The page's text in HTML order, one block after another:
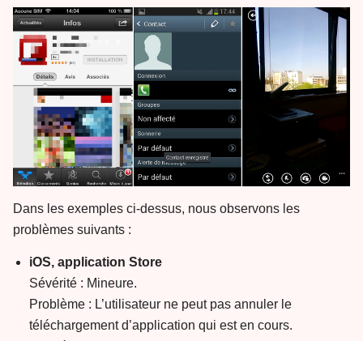
Dans les exemples ci-dessus, nous observons les
problèmes suivants :
iOS, application Store
Sévérité : Mineure.
Problème : L’utilisateur ne peut pas annuler le
téléchargement d’application qui est en cours.